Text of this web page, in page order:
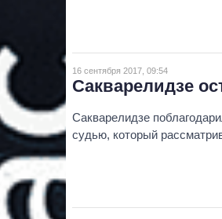
16 сентября 2017, 09:54
Сакварелидзе
Сакварелидзе
судью, который